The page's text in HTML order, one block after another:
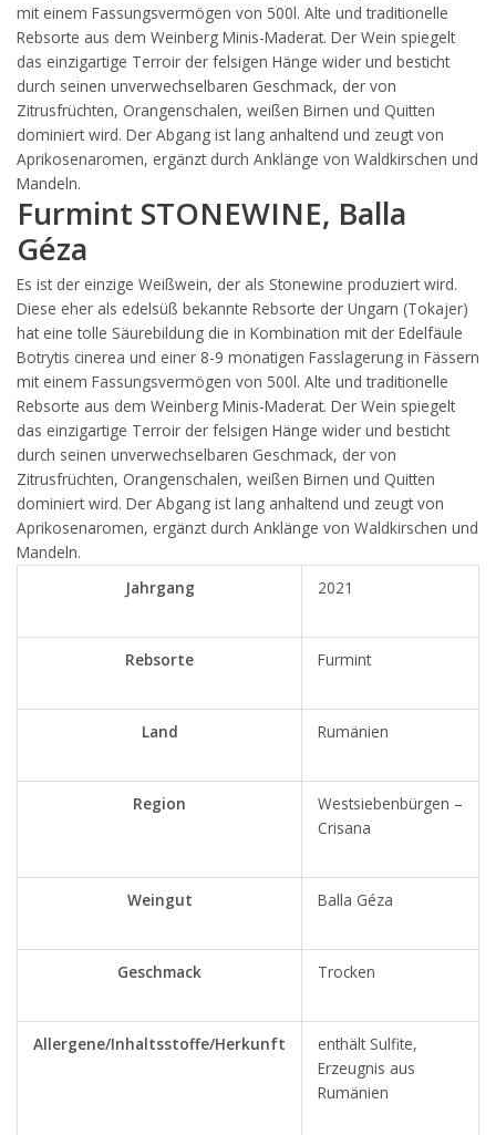
mit einem Fassungsvermögen von 500l. Alte und traditionelle
Rebsorte aus dem Weinberg Minis-Maderat. Der Wein spiegelt
das einzigartige Terroir der felsigen Hänge wider und besticht
durch seinen unverwechselbaren Geschmack, der von
Zitrusfrüchten, Orangenschalen, weißen Birnen und Quitten
dominiert wird. Der Abgang ist lang anhaltend und zeugt von
Aprikosenaromen, ergänzt durch Anklänge von Waldkirschen und
Mandeln.
Furmint STONEWINE, Balla
Géza
Es ist der einzige Weißwein, der als Stonewine produziert wird.
Diese eher als edelsüß bekannte Rebsorte der Ungarn (Tokajer)
hat eine tolle Säurebildung die in Kombination mit der Edelfäule
Botrytis cinerea und einer 8-9 monatigen Fasslagerung in Fässern
mit einem Fassungsvermögen von 500l. Alte und traditionelle
Rebsorte aus dem Weinberg Minis-Maderat. Der Wein spiegelt
das einzigartige Terroir der felsigen Hänge wider und besticht
durch seinen unverwechselbaren Geschmack, der von
Zitrusfrüchten, Orangenschalen, weißen Birnen und Quitten
dominiert wird. Der Abgang ist lang anhaltend und zeugt von
Aprikosenaromen, ergänzt durch Anklänge von Waldkirschen und
Mandeln.
Jahrgang
2021
Rebsorte Furmint
Land Rumänien
Region
Westsiebenbürgen –
Crisana
Weingut Balla Géza
Geschmack Trocken
Allergene/Inhaltsstoffe/Herkunft
enthält Sulfite,
Erzeugnis aus
Rumänien